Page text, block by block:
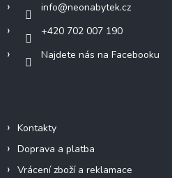
info@neonabytek.cz
+420 702 007 190
Najdete nás na Facebooku
Kontakty
Doprava a platba
Vrácení zboží a reklamace